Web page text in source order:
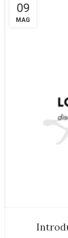
09
MAG